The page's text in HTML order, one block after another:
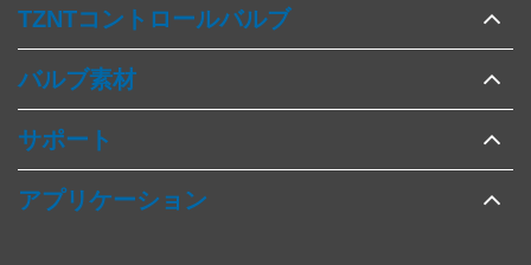
TZNTコントロールバルブ
バルブ素材
サポート
アプリケーション